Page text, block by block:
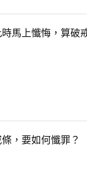
馬上懺悔，算破
，要如何懺罪？